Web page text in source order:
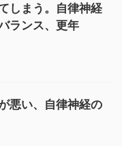
しまう。自律神経
ランス、更年
悪い、自律神経の